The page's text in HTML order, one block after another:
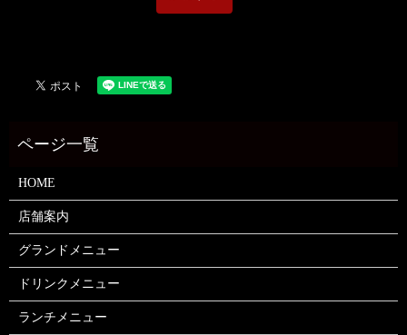
HOME
店舗案内
グランドメニュー
ドリンクメニュー
ランチメニュー